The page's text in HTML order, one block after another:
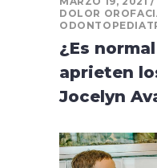
DOLOR
¿Es
aprieten
Jocelyn